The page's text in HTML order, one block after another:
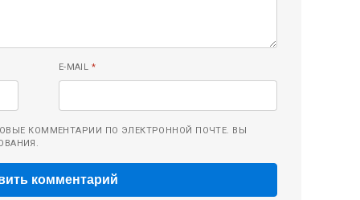
E-MAIL *
КОММЕНТАРИИ ПО ЭЛЕКТРОННОЙ ПОЧТЕ. ВЫ